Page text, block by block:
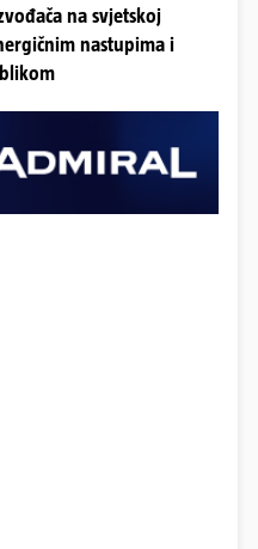
na svjetskoj
nastupima i